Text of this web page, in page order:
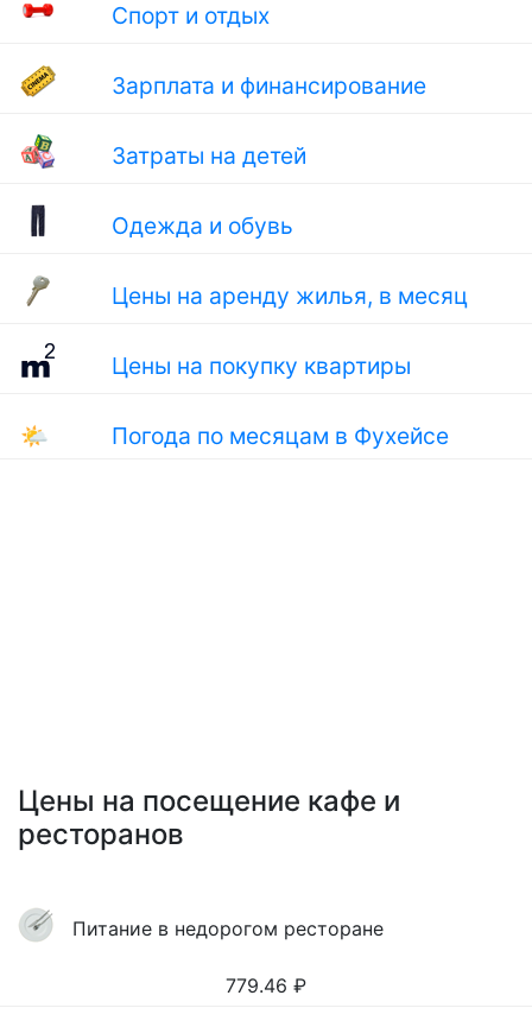
Спорт и отдых
Зарплата и финансирование
Затраты на детей
Одежда и обувь
Цены на аренду жилья, в месяц
Цены на покупку квартиры
🌤 Погода по месяцам в Фухейсе
Цены на посещение кафе и
ресторанов
Питание в недорогом ресторане
779.46 ₽